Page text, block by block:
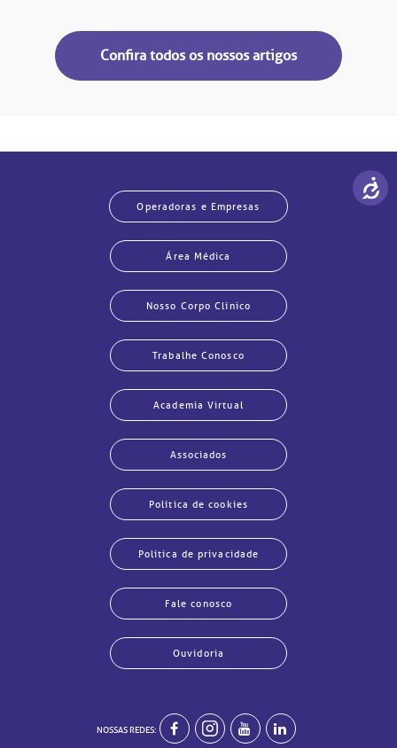
Confira todos os nossos artigos
Operadoras e Empresas
Área Médica
Nosso Corpo Clínico
Trabalhe Conosco
Academia Virtual
Associados
Política de cookies
Política de privacidade
Fale conosco
Ouvidoria
NOSSAS REDES: